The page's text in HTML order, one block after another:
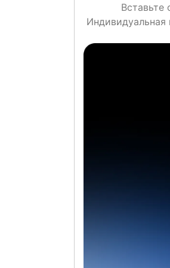
Вставьте
Индивидуальная